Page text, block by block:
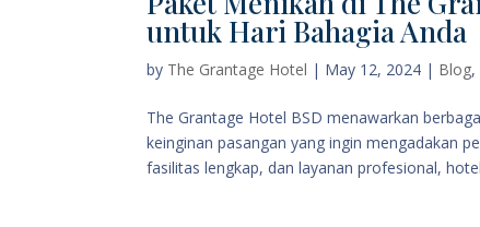
untuk Hari Bahagia Anda
by The Grantage Hotel | May 12, 2024 | Blog,
The Grantage Hotel BSD menawarkan
keinginan pasangan yang ingin mengadakan
fasilitas lengkap, dan layanan profesional,